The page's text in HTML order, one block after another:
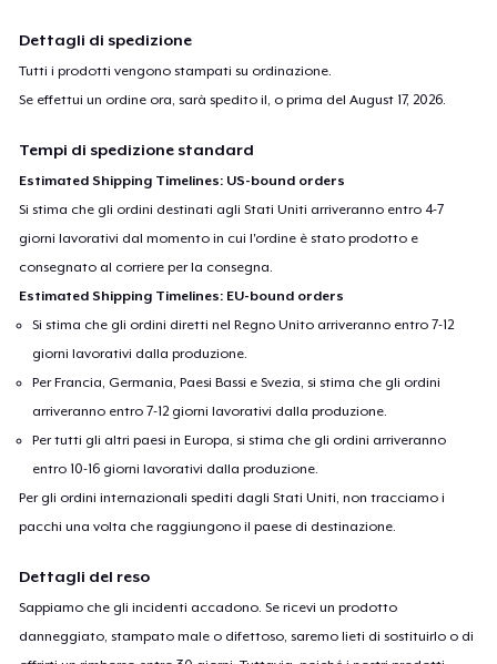
Dettagli di spedizione
Tutti i prodotti vengono stampati su ordinazione.
Se effettui un ordine ora, sarà spedito il, o prima delAugust 17, 2026
Tempi di spedizione standard
Estimated Shipping Timelines: US-bound orders
Si stima che gli ordini destinati agli Stati Uniti arriveranno entro 4-7
giorni lavorativi dal momento in cui l'ordine è stato prodotto e
consegnato al corriere per la consegna.
Estimated Shipping Timelines: EU-bound orders
Si stima che gli ordini diretti nel Regno Unito arriveranno entro 7-12
giorni lavorativi dalla produzione.
Per Francia, Germania, Paesi Bassi e Svezia, si stima che gli ordini
arriveranno entro 7-12 giorni lavorativi dalla produzione.
Per tutti gli altri paesi in Europa, si stima che gli ordini arriveranno
entro 10-16 giorni lavorativi dalla produzione.
Per gli ordini internazionali spediti dagli Stati Uniti, non tracciamo i
pacchi una volta che raggiungono il paese di destinazione.
Dettagli del reso
Sappiamo che gli incidenti accadono. Se ricevi un prodotto
danneggiato, stampato male o difettoso, saremo lieti di sostituirlo o di